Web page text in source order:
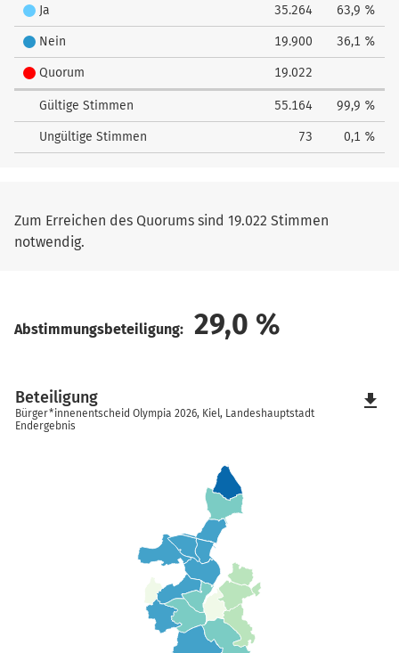
bewerben?
Ja 35.264 63,9 %
Nein 19.900 36,1 %
Quorum 19.022
Gültige Stimmen 55.164 99,9 %
Ungültige Stimmen 73 0,1 %
Zum Erreichen des Quorums sind 19.022 Stimmen
notwendig.
Abstimmungsbeteiligung: 29,0 %
Beteiligung
Bürger*innenentscheid Olympia 2026, Kiel, Landeshauptstadt
Endergebnis
file_download